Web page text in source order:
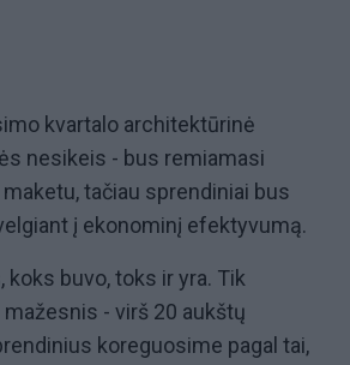
kvartalo architektūrinė
nesikeis - bus remiamasi
tačiau sprendiniai bus
į ekonominį efektyvumą.
koks buvo, toks ir yra. Tik
- virš 20 aukštų
koreguosime pagal tai,